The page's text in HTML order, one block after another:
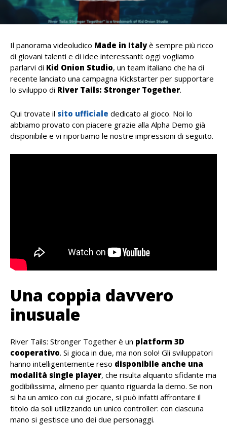
Il panorama videoludico Made in Italyè sempre più ricco
di giovani talenti e di idee interessanti: oggi vogliamo
parlarvi di Kid Onion Studio, un team italiano che ha di
recente lanciato una campagna Kickstarter per supportare
lo sviluppo di River Tails: Stronger Together.
Qui trovate il sito ufficiale dedicato al gioco. Noi lo
abbiamo provato con piacere grazie alla Alpha Demo già
disponibile e vi riportiamo le nostre impressioni di seguito.
Una coppia davvero
inusuale
River Tails: Stronger Together è un platform 3D
cooperativo. Si gioca in due, ma non solo! Gli sviluppatori
hanno intelligentemente reso disponibile anche una
modalità single player, che risulta alquanto sfidante ma
godibilissima, almeno per quanto riguarda la demo. Se non
si ha un amico con cui giocare, si può infatti affrontare il
titolo da soli utilizzando un unico controller: con ciascuna
mano si gestisce uno dei due personaggi.